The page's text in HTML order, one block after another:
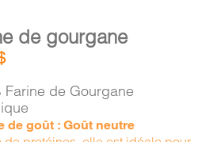
de gourgane
Farine de Gourgane
de goût : Goût neutre